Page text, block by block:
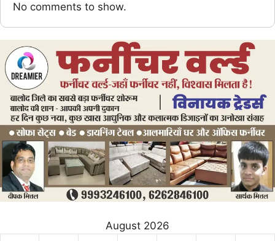
No comments to show.
August 2026